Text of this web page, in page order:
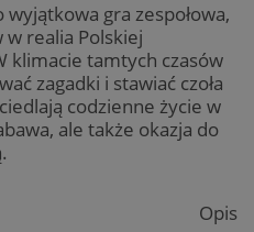
gra zespołowa,
realia Polskiej
klimacie tamtych czasów
zagadki i stawiać czoła
codzienne życie w
ale także okazja do
Opis